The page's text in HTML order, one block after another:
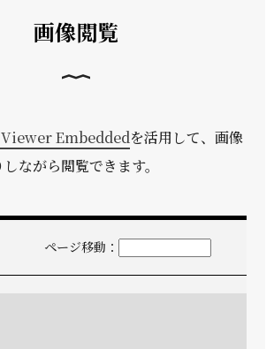
画像閲覧
Embeddedを活用して、画像
ながら閲覧できます。
ページ移動：